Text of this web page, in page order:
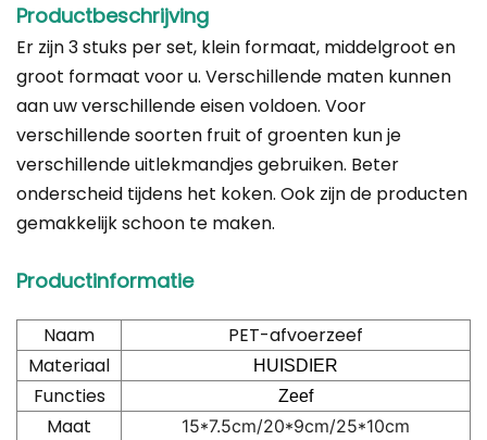
Productbeschrijving
Er zijn 3 stuks per set, klein formaat, middelgroot en
groot formaat voor u. Verschillende maten kunnen
aan uw verschillende eisen voldoen. Voor
verschillende soorten fruit of groenten kun je
verschillende uitlekmandjes gebruiken. Beter
onderscheid tijdens het koken. Ook zijn de producten
gemakkelijk schoon te maken.
Productinformatie
Naam
PET-afvoerzeef
Materiaal
HUISDIER
Functies Zeef
Maat 15*7.5cm/20*9cm/25*10cm